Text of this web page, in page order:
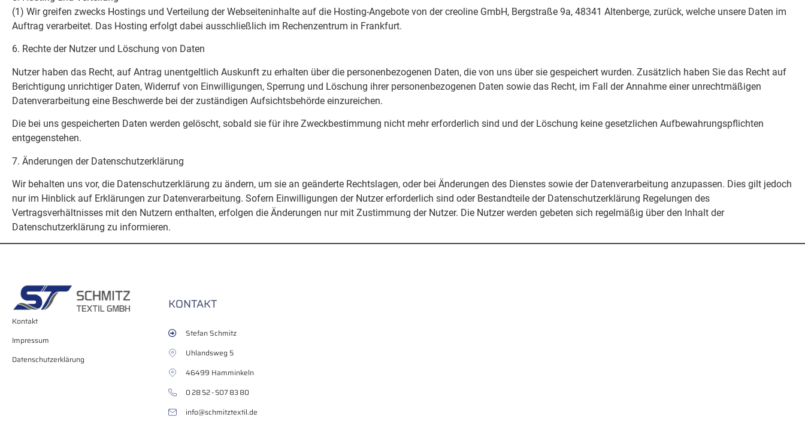
(1) Wir greifen zwecks Hostings und Verteilung der Webseiteninhalte auf die Hosting-Angebote von der creoline GmbH, Bergstraße 9a, 48341 Altenberge, zurück, welche unsere Daten im
Auftrag verarbeitet. Das Hosting erfolgt dabei ausschließlich im Rechenzentrum in Frankfurt.
6. Rechte der Nutzer und Löschung von Daten
Nutzer haben das Recht, auf Antrag unentgeltlich Auskunft zu erhalten über die personenbezogenen Daten, die von uns über sie gespeichert wurden. Zusätzlich haben Sie das Recht auf
Berichtigung unrichtiger Daten, Widerruf von Einwilligungen, Sperrung und Löschung ihrer personenbezogenen Daten sowie das Recht, im Fall der Annahme einer unrechtmäßigen
Datenverarbeitung eine Beschwerde bei der zuständigen Aufsichtsbehörde einzureichen.
Die bei uns gespeicherten Daten werden gelöscht, sobald sie für ihre Zweckbestimmung nicht mehr erforderlich sind und der Löschung keine gesetzlichen Aufbewahrungspflichten
entgegenstehen.
7. Änderungen der Datenschutzerklärung
Wir behalten uns vor, die Datenschutzerklärung zu ändern, um sie an geänderte Rechtslagen, oder bei Änderungen des Dienstes sowie der Datenverarbeitung anzupassen. Dies gilt jedoch
nur im Hinblick auf Erklärungen zur Datenverarbeitung. Sofern Einwilligungen der Nutzer erforderlich sind oder Bestandteile der Datenschutzerklärung Regelungen des
Vertragsverhältnisses mit den Nutzern enthalten, erfolgen die Änderungen nur mit Zustimmung der Nutzer. Die Nutzer werden gebeten sich regelmäßig über den Inhalt der
Datenschutzerklärung zu informieren.
Kontakt
Impressum
Datenschutzerklärung
KONTAKT
Stefan Schmitz
Uhlandsweg 5
46499 Hamminkeln
0 28 52 - 507 83 80
info@schmitztextil.de